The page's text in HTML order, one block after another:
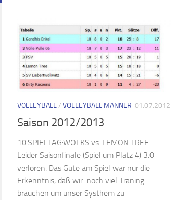
VOLLEYBALL/ VOLLEYBALL MÄNNER 01.07.2012
Saison 2012/2013
10.SPIELTAG:WOLKS vs. LEMON TREE
Leider Saisonfinale (Spiel um Platz 4) 3:0
verloren. Das Gute am Spiel war nur die
Erkenntnis, daß wir noch viel Traning
brauchen um unser Systhem zu